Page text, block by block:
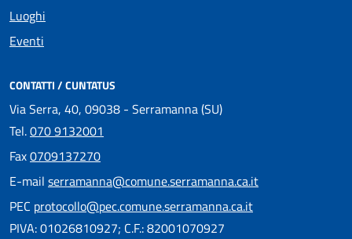
Luoghi
Eventi
CONTATTI / CUNTATUS
Via Serra, 40, 09038 - Serramanna (SU)
Tel.070 9132001
Fax0709137270
E-mail serramanna@comune.serramanna.ca.it
PEC protocollo@pec.comune.serramanna.ca.it
PIVA: 01026810927; C.F.: 82001070927